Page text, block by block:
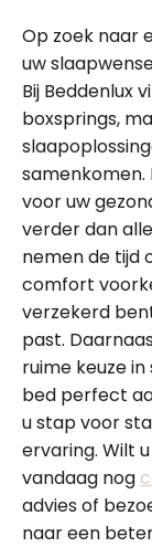
Op zoek naar
uw
Bij Beddenlux
boxsprings,
samenkomen.
voor uw
verder dan
nemen de tijd
comfort
verzekerd
past.
ruime keuze
bed perfect
u stap voor
ervaring. Wilt
vandaag nog
advies of
naar een